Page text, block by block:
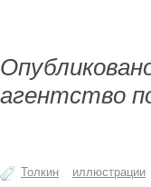
агентство
Толкин иллюстрации